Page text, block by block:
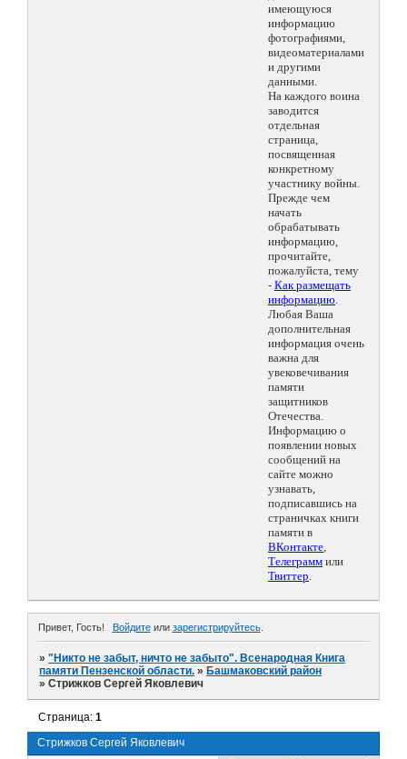
имеющуюся
информацию
фотографиями,
видеоматериалами
и другими
данными.
На каждого воина
заводится
отдельная
страница,
посвященная
конкретному
участнику войны.
Прежде чем
начать
обрабатывать
информацию,
прочитайте,
пожалуйста, тему
- Как размещать
информацию.
Любая Ваша
дополнительная
информация очень
важна для
увековечивания
памяти
защитников
Отечества.
Информацию о
появлении новых
сообщений на
сайте можно
узнавать,
подписавшись на
страничках книги
памяти в
ВКонтакте,
Телеграмм или
Твиттер.
Привет, Гость! Войдитеили зарегистрируйтесь.
»"Никто не забыт, ничто не забыто". Всенародная Книга
памяти Пензенской области. » Башмаковский район
»Стрижков Сергей Яковлевич
Стрижков Сергей Яковлевич
Страница:1